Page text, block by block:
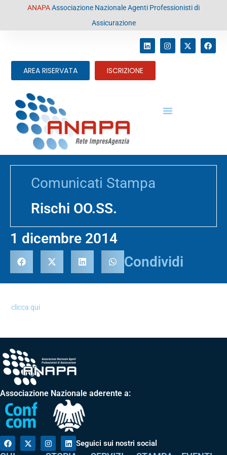
contenutoANAPAAssociazione Nazionale Agenti Professionisti di
Assicurazione
AREA RISERVATA ISCRIZIONE
Comunicati Stampa
Rischi OO.SS.
1 dicembre 2014
Condividi
clicca qui
Associazione Nazionale aderente a:
Seguici sui nostri social